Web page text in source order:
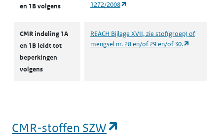
en 1B volgens
1272/2008
CMR indeling 1A
en 1B leidt tot
beperkingen
volgens
REACH Bijlage XVII, zie stof(groep) of
mengsel nr. 28 en/of 29 en/of 30.
CMR-stoffen SZW